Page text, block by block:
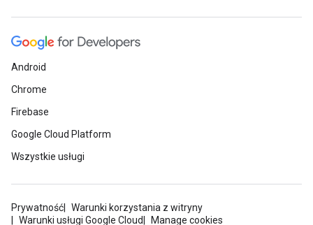
Android
Chrome
Firebase
Google Cloud Platform
Wszystkie usługi
Prywatność
Warunki korzystania z witryny
Warunki usługi Google Cloud
Manage cookies